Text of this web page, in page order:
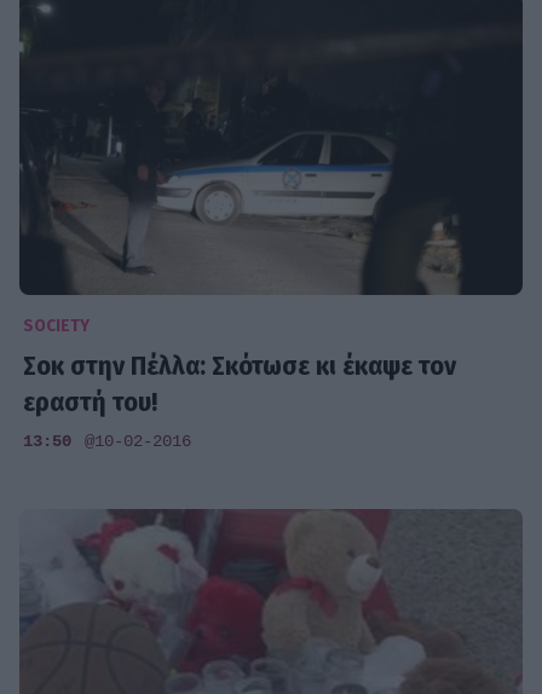
SOCIETY
Σοκ στην Πέλλα: Σκότωσε κι έκαψε τον
εραστή του!
13:50 @10-02-2016